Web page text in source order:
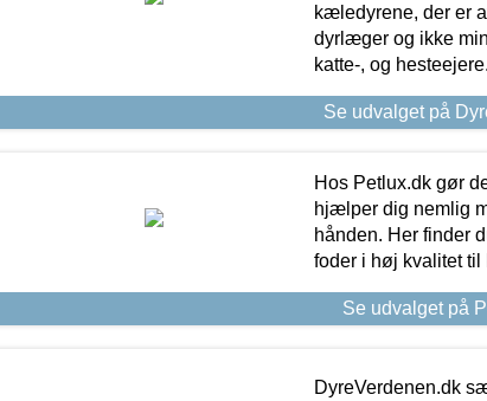
kæledyrene, der er
dyrlæger og ikke
katte-, og
Se udvalget på
Hos Petlux.dk gør
hjælper dig nemlig
hånden. Her finder
foder i høj kvalitet til
Se udvalget på
DyreVerdenen.dk